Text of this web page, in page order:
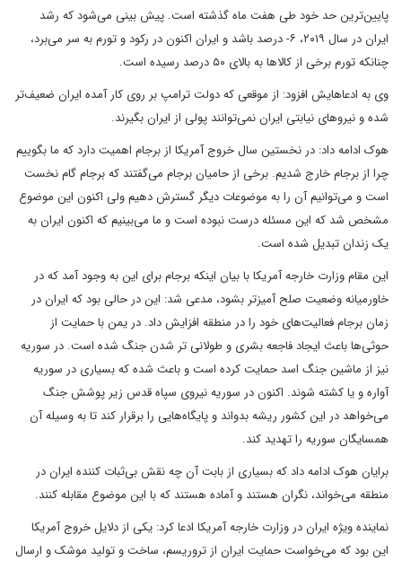
پایین‌ترین حد خود طی هفت ماه گذشته است. پیش بینی می‌شود که رشد
ایران در سال ۲۰۱۹، ۶- درصد باشد و ایران اکنون در رکود و تورم به سر می‌برد،
چنانکه تورم برخی از کالاها به بالای ۵۰ درصد رسیده است.
وی به ادعاهایش افزود: از موقعی که دولت ترامپ بر روی کار آمده ایران ضعیف‌تر
شده و نیروهای نیابتی ایران نمی‌توانند پولی از ایران بگیرند.
هوک ادامه داد: در نخستین سال خروج آمریکا از برجام اهمیت دارد که ما بگوییم
چرا از برجام خارج شدیم. برخی از حامیان برجام می‌گفتند که برجام گام نخست
است و می‌توانیم آن را به موضوعات دیگر گسترش دهیم ولی اکنون این موضوع
مشخص شد که این مسئله درست نبوده است و ما می‌بینیم که اکنون ایران به
یک زندان تبدیل شده است.
این مقام وزارت خارجه آمریکا با بیان اینکه برجام برای این به وجود آمد که در
خاورمیانه وضعیت صلح آمیزتر بشود، مدعی شد: این در حالی بود که ایران در
زمان برجام فعالیت‌های خود را در منطقه افزایش داد. در یمن با حمایت از
حوثی‌ها باعث ایجاد فاجعه بشری و طولانی تر شدن جنگ شده است. در سوریه
نیز از ماشین جنگ اسد حمایت کرده است و باعث شده که بسیاری در سوریه
آواره و یا کشته شوند. اکنون در سوریه نیروی سپاه قدس زیر پوشش جنگ
می‌خواهد در این کشور ریشه بدواند و پایگاه‌هایی را برقرار کند تا به وسیله آن
همسایگان سوریه را تهدید کند.
برایان هوک ادامه داد که بسیاری از بابت آن چه نقش بی‌ثبات کننده ایران در
منطقه می‌خواند، نگران هستند و آماده هستند که با این موضوع مقابله کنند.
نماینده ویژه ایران در وزارت خارجه آمریکا ادعا کرد: یکی از دلایل خروج آمریکا
این بود که می‌خواست حمایت ایران از تروریسم، ساخت و تولید موشک و ارسال